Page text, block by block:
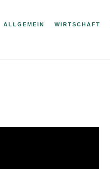
ALLGEMEIN WIRTSCHAFT